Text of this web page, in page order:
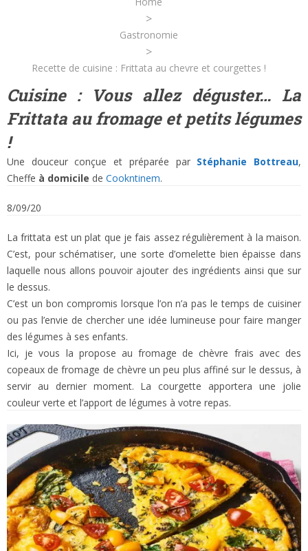
>
Gastronomie
>
Recette de cuisine : Frittata au chevre et courgettes !
Cuisine : Vous allez déguster… La
Frittata au fromage et petits légumes
!
Une douceur conçue et préparée par Stéphanie Bottreau,
Cheffe à domicile de Cookntinem.
8/09/20
La frittata est un plat que je fais assez régulièrement à la maison.
C’est, pour schématiser, une sorte d’omelette bien épaisse dans
laquelle nous allons pouvoir ajouter des ingrédients ainsi que sur
le dessus.
C’est un bon compromis lorsque l’on n’a pas le temps de cuisiner
ou pas l’envie de chercher une idée lumineuse pour faire manger
des légumes à ses enfants.
Ici, je vous la propose au fromage de chèvre frais avec des
copeaux de fromage de chèvre un peu plus affiné sur le dessus, à
servir au dernier moment. La courgette apportera une jolie
couleur verte et l’apport de légumes à votre repas.